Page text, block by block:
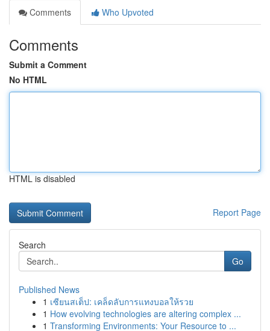
Comments
Who Upvoted
Comments
Submit a Comment
No HTML
HTML is disabled
Report Page
Search
Go
Published News
1 เซียนสเต็ป: เคล็ดลับการแทงบอลให้รวย
1 How evolving technologies are altering complex ...
1 Transforming Environments: Your Resource to ...